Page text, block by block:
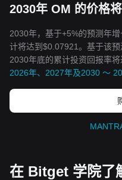
2030年 OM 的价格将
2030年，基于+5%的预测年
计将达到$0.07921。基于该
2030年底的累计投资回报率
2026年、2027年及2030 ～
在 Bitget 学院了